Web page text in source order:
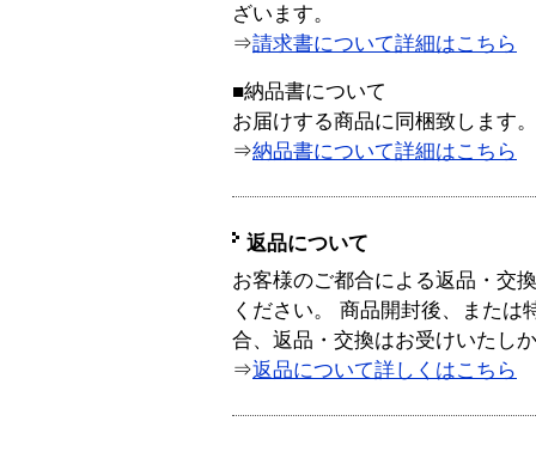
ざいます。
⇒請求書について詳細はこちら
■納品書について
お届けする商品に同梱致します。
⇒納品書について詳細はこちら
返品について
お客様のご都合による返品・交
ください。 商品開封後、または
合、返品・交換はお受けいたし
⇒返品について詳しくはこちら